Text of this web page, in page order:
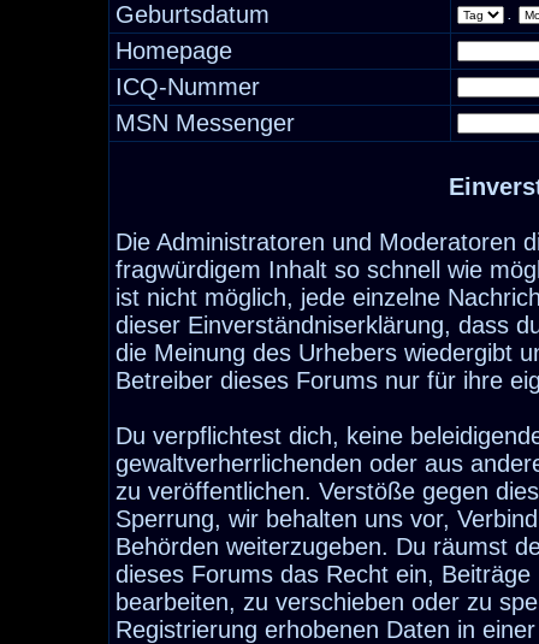
Geburtsdatum
Homepage
ICQ-Nummer
MSN Messenger
Die Administratoren und Moderatoren
fragwürdigem Inhalt so schnell wie
ist nicht möglich, jede einzelne
dieser Einverständniserklärung, dass
die Meinung des Urhebers wiedergibt
Betreiber dieses Forums nur für ihre
Du verpflichtest dich, keine
gewaltverherrlichenden oder aus
zu veröffentlichen. Verstöße gegen
Sperrung, wir behalten uns vor,
Behörden weiterzugeben. Du räumst
dieses Forums das Recht ein,
bearbeiten, zu verschieben oder zu
Registrierung erhobenen Daten in